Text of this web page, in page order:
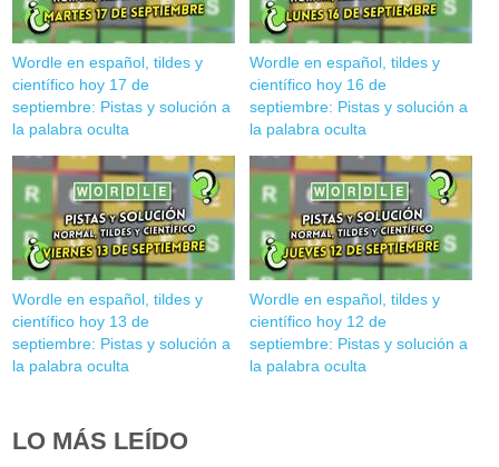
Wordle en español, tildes y
científico hoy 17 de
septiembre: Pistas y solución a
la palabra oculta
Wordle en español, tildes y
científico hoy 16 de
septiembre: Pistas y solución a
la palabra oculta
Wordle en español, tildes y
científico hoy 13 de
septiembre: Pistas y solución a
la palabra oculta
Wordle en español, tildes y
científico hoy 12 de
septiembre: Pistas y solución a
la palabra oculta
LO MÁS LEÍDO